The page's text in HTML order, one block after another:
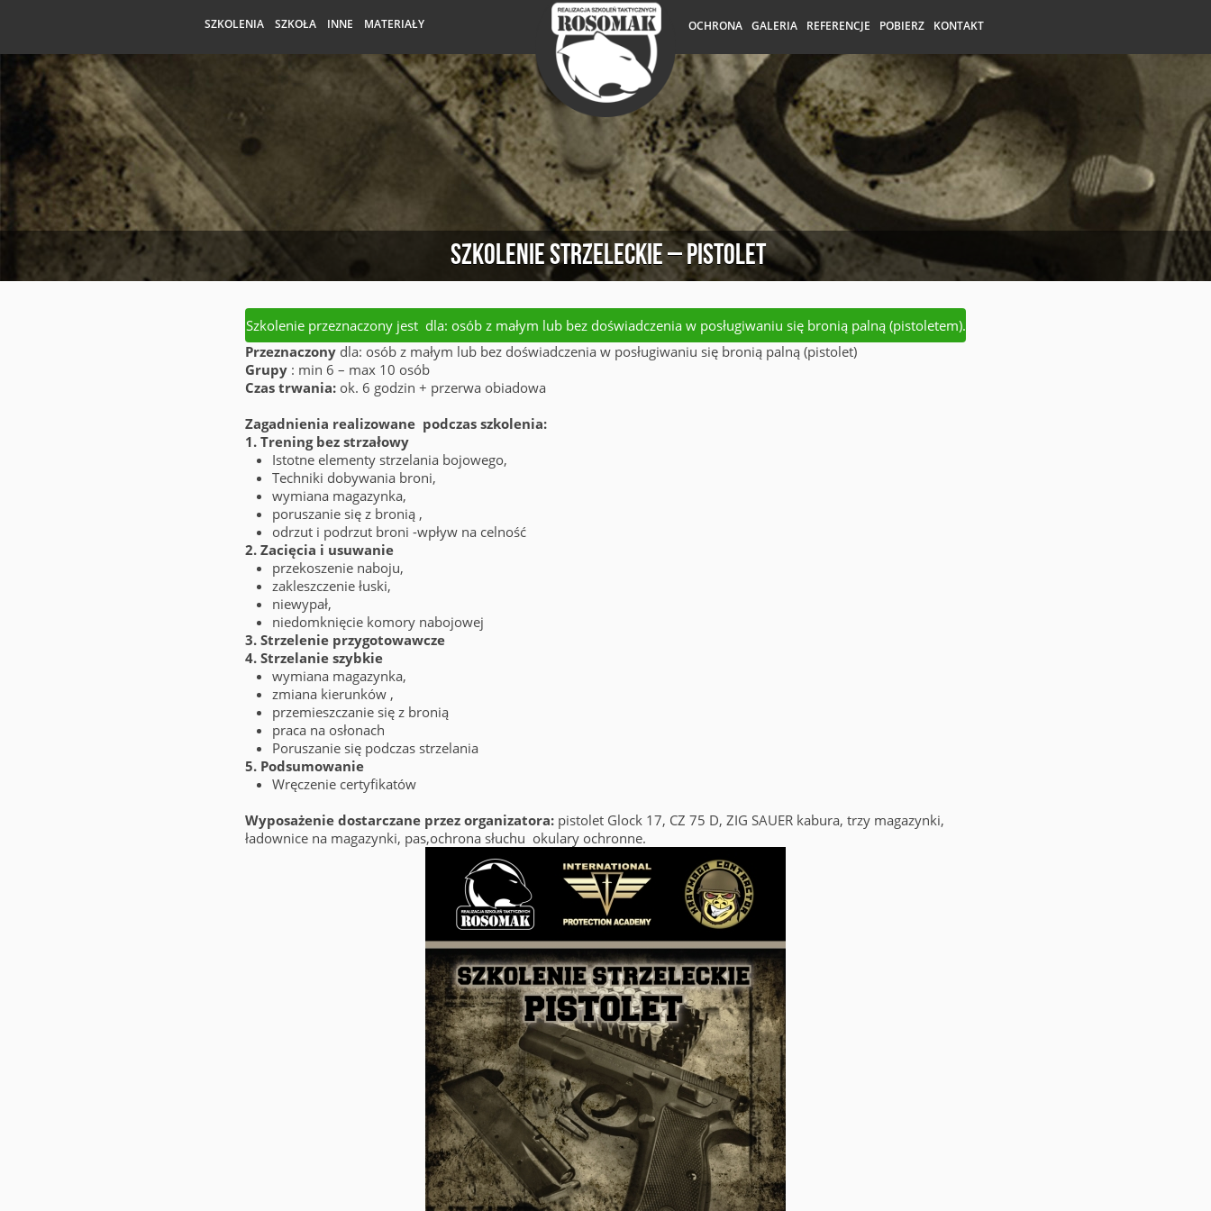
SZKOLENIA SZKOŁA INNE MATERIAŁY OCHRONA GALERIA REFERENCJE POBIERZ KONTAKT
Szkolenie strzeleckie – Pistolet
Szkolenie przeznaczony jest dla: osób z małym lub bez doświadczenia w posługiwaniu się bronią palną (pistoletem).
Przeznaczony dla: osób z małym lub bez doświadczenia w posługiwaniu się bronią palną (pistolet)
Grupy : min 6 – max 10 osób
Czas trwania: ok. 6 godzin + przerwa obiadowa
Zagadnienia realizowane podczas szkolenia:
1. Trening bez strzałowy
Istotne elementy strzelania bojowego,
Techniki dobywania broni,
wymiana magazynka,
poruszanie się z bronią ,
odrzut i podrzut broni -wpływ na celność
2. Zacięcia i usuwanie
przekoszenie naboju,
zakleszczenie łuski,
niewypał,
niedomknięcie komory nabojowej
3. Strzelenie przygotowawcze
4. Strzelanie szybkie
wymiana magazynka,
zmiana kierunków ,
przemieszczanie się z bronią
praca na osłonach
Poruszanie się podczas strzelania
5. Podsumowanie
Wręczenie certyfikatów
Wyposażenie dostarczane przez organizatora: pistolet Glock 17, CZ 75 D, ZIG SAUER kabura, trzy magazynki,
ładownice na magazynki, pas,ochrona słuchu okulary ochronne.